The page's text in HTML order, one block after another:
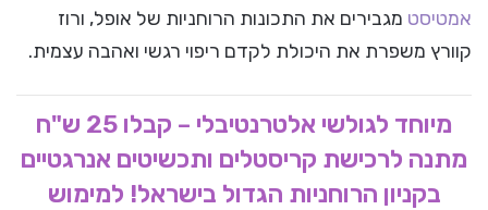
אמטיסט מגבירים את התכונות הרוחניות של אופל, ורוז
קוורץ משפרת את היכולת לקדם ריפוי רגשי ואהבה עצמית.
מיוחד לגולשי אלטרנטיבלי – קבלו 25 ש"ח
מתנה לרכישת קריסטלים ותכשיטים אנרגטיים
בקניון הרוחניות הגדול בישראל! למימוש